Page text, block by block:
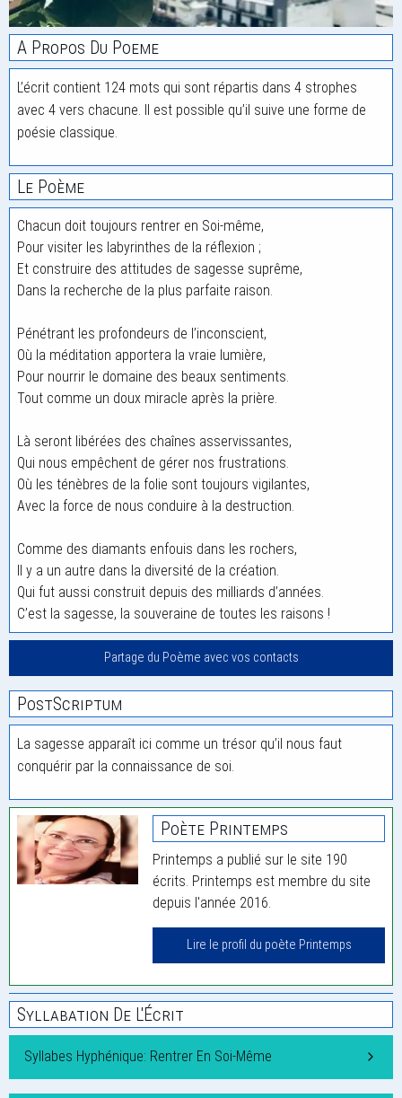
A Propos Du Poeme
L’écrit contient 124 mots qui sont répartis dans 4 strophes
avec 4 vers chacune. Il est possible qu’il suive une forme de
poésie classique.
Le Poème
Chacun doit toujours rentrer en Soi-même,
Pour visiter les labyrinthes de la réflexion ;
Et construire des attitudes de sagesse suprême,
Dans la recherche de la plus parfaite raison.
Pénétrant les profondeurs de l’inconscient,
Où la méditation apportera la vraie lumière,
Pour nourrir le domaine des beaux sentiments.
Tout comme un doux miracle après la prière.
Là seront libérées des chaînes asservissantes,
Qui nous empêchent de gérer nos frustrations.
Où les ténèbres de la folie sont toujours vigilantes,
Avec la force de nous conduire à la destruction.
Comme des diamants enfouis dans les rochers,
Il y a un autre dans la diversité de la création.
Qui fut aussi construit depuis des milliards d’années.
C’est la sagesse, la souveraine de toutes les raisons !
Partage du Poème avec vos contacts
PostScriptum
La sagesse apparaît ici comme un trésor qu’il nous faut
conquérir par la connaissance de soi.
Poète Printemps
Printemps a publié sur le site 190
écrits. Printemps est membre du site
depuis l'année 2016.
Lire le profil du poète Printemps
Syllabation De L'Écrit
Syllabes Hyphénique: Rentrer En Soi-Même